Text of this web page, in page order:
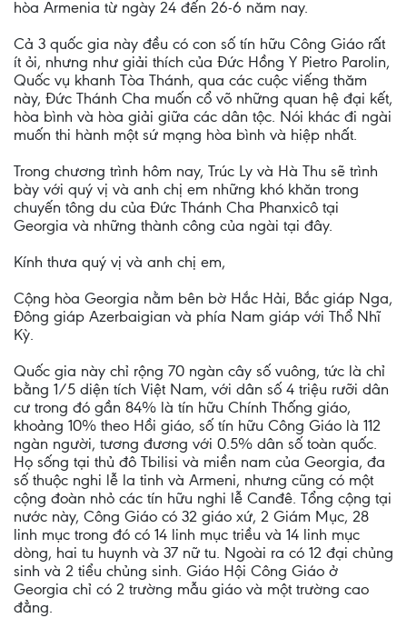
hòa Armenia từ ngày 24 đến 26-6 năm nay.
Cả 3 quốc gia này đều có con số tín hữu Công Giáo rất
ít ỏi, nhưng như giải thích của Đức Hồng Y Pietro Parolin,
Quốc vụ khanh Tòa Thánh, qua các cuộc viếng thăm
này, Đức Thánh Cha muốn cổ võ những quan hệ đại kết,
hòa bình và hòa giải giữa các dân tộc. Nói khác đi ngài
muốn thi hành một sứ mạng hòa bình và hiệp nhất.
Trong chương trình hôm nay, Trúc Ly và Hà Thu sẽ trình
bày với quý vị và anh chị em những khó khăn trong
chuyến tông du của Đức Thánh Cha Phanxicô tại
Georgia và những thành công của ngài tại đây.
Kính thưa quý vị và anh chị em,
Cộng hòa Georgia nằm bên bờ Hắc Hải, Bắc giáp Nga,
Đông giáp Azerbaigian và phía Nam giáp với Thổ Nhĩ
Kỳ.
Quốc gia này chỉ rộng 70 ngàn cây số vuông, tức là chỉ
bằng 1/5 diện tích Việt Nam, với dân số 4 triệu rưỡi dân
cư trong đó gần 84% là tín hữu Chính Thống giáo,
khoảng 10% theo Hồi giáo, số tín hữu Công Giáo là 112
ngàn người, tương đương với 0.5% dân số toàn quốc.
Họ sống tại thủ đô Tbilisi và miền nam của Georgia, đa
số thuộc nghi lễ la tinh và Armeni, nhưng cũng có một
cộng đoàn nhỏ các tín hữu nghi lễ Canđê. Tổng cộng tại
nước này, Công Giáo có 32 giáo xứ, 2 Giám Mục, 28
linh mục trong đó có 14 linh mục triều và 14 linh mục
dòng, hai tu huynh và 37 nữ tu. Ngoài ra có 12 đại chủng
sinh và 2 tiểu chủng sinh. Giáo Hội Công Giáo ở
Georgia chỉ có 2 trường mẫu giáo và một trường cao
đẳng.